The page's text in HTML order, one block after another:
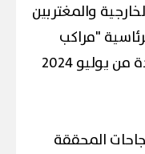
والمغتربين
"مراكب
النجاة"، وذلك عن الفترة الممتدة من يوليو 2024
المحققة